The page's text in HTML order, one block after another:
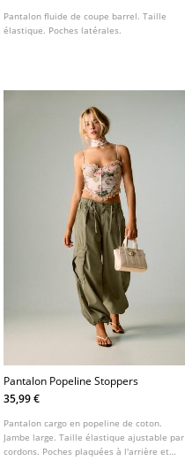
Pantalon fluide de coupe barrel. Taille
élastique. Poches latérales.
Pantalon Popeline Stoppers
35,99 €
Pantalon cargo en popeline de coton.
Jambe large. Taille élastique ajustable par
cordons. Poches plaquées à l'arrière et